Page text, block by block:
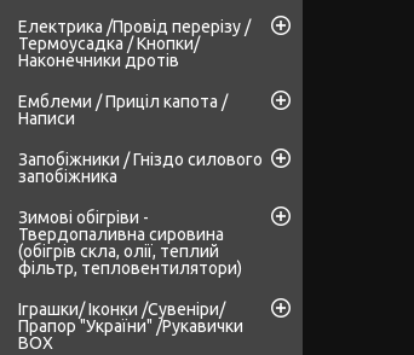
Електрика /Провід перерізу /
Термоусадка / Кнопки/
Наконечники дротів
Емблеми / Приціл капота /
Написи
Запобіжники / Гніздо силового
запобіжника
Зимові обігріви -
Твердопаливна сировина
(обігрів скла, олії, теплий
фільтр, тепловентилятори)
Іграшки/ Іконки /Сувеніри/
Прапор "України" /Рукавички
BOX